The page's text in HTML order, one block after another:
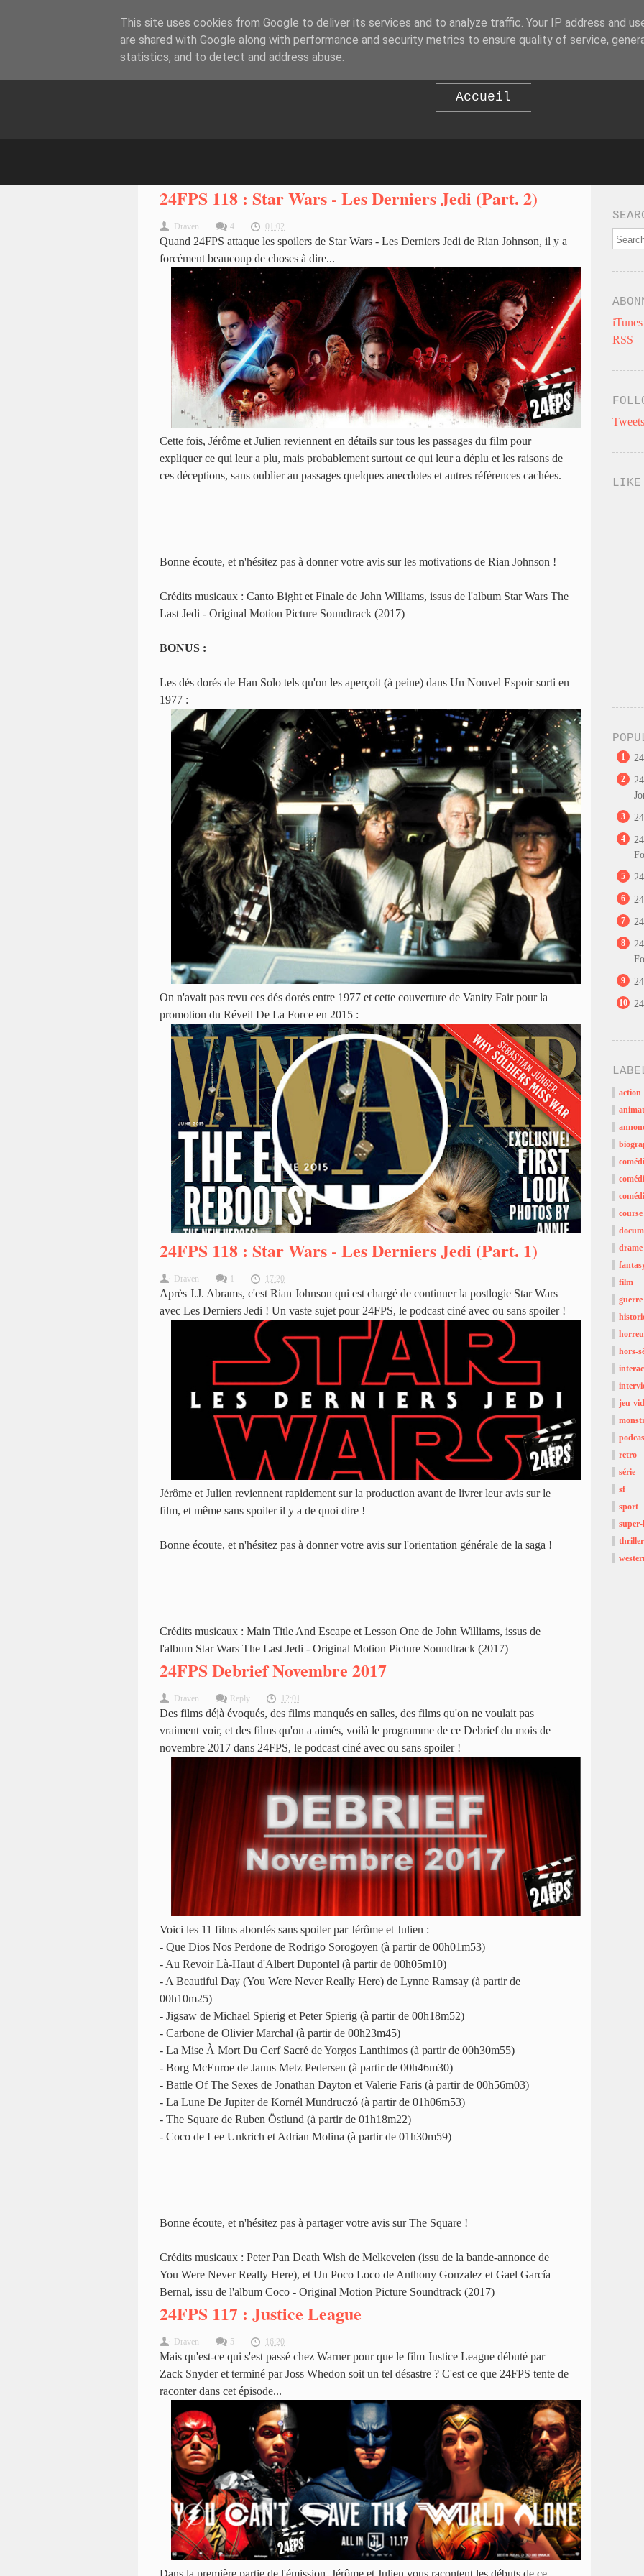
B EPOD
Accueil
24FPS 118 : Star Wars - Les Derniers Jedi (Part. 2)
Draven 4 01:02
Quand 24FPS attaque les spoilers de Star Wars - Les Derniers Jedi de Rian Johnson, il y a
forcément beaucoup de choses à dire...
Cette fois, Jérôme et Julien reviennent en détails sur tous les passages du film pour
expliquer ce qui leur a plu, mais probablement surtout ce qui leur a déplu et les raisons de
ces déceptions, sans oublier au passages quelques anecdotes et autres références cachées.
Bonne écoute, et n'hésitez pas à donner votre avis sur les motivations de Rian Johnson !
Crédits musicaux : Canto Bight et Finale de John Williams, issus de l'album Star Wars The
Last Jedi - Original Motion Picture Soundtrack (2017)
BONUS :
Les dés dorés de Han Solo tels qu'on les aperçoit (à peine) dans Un Nouvel Espoir sorti en
1977 :
On n'avait pas revu ces dés dorés entre 1977 et cette couverture de Vanity Fair pour la
promotion du Réveil De La Force en 2015 :
24FPS 118 : Star Wars - Les Derniers Jedi (Part. 1)
Draven 1 17:20
Après J.J. Abrams, c'est Rian Johnson qui est chargé de continuer la postlogie Star Wars
avec Les Derniers Jedi ! Un vaste sujet pour 24FPS, le podcast ciné avec ou sans spoiler !
Jérôme et Julien reviennent rapidement sur la production avant de livrer leur avis sur le
film, et même sans spoiler il y a de quoi dire !
Bonne écoute, et n'hésitez pas à donner votre avis sur l'orientation générale de la saga !
Crédits musicaux : Main Title And Escape et Lesson One de John Williams, issus de
l'album Star Wars The Last Jedi - Original Motion Picture Soundtrack (2017)
24FPS Debrief Novembre 2017
Draven Reply 12:01
Des films déjà évoqués, des films manqués en salles, des films qu'on ne voulait pas
vraiment voir, et des films qu'on a aimés, voilà le programme de ce Debrief du mois de
novembre 2017 dans 24FPS, le podcast ciné avec ou sans spoiler !
Voici les 11 films abordés sans spoiler par Jérôme et Julien :
- Que Dios Nos Perdone de Rodrigo Sorogoyen (à partir de 00h01m53)
- Au Revoir Là-Haut d'Albert Dupontel (à partir de 00h05m10)
- A Beautiful Day (You Were Never Really Here) de Lynne Ramsay (à partir de
00h10m25)
- Jigsaw de Michael Spierig et Peter Spierig (à partir de 00h18m52)
- Carbone de Olivier Marchal (à partir de 00h23m45)
- La Mise À Mort Du Cerf Sacré de Yorgos Lanthimos (à partir de 00h30m55)
- Borg McEnroe de Janus Metz Pedersen (à partir de 00h46m30)
- Battle Of The Sexes de Jonathan Dayton et Valerie Faris (à partir de 00h56m03)
- La Lune De Jupiter de Kornél Mundruczó (à partir de 01h06m53)
- The Square de Ruben Östlund (à partir de 01h18m22)
- Coco de Lee Unkrich et Adrian Molina (à partir de 01h30m59)
Bonne écoute, et n'hésitez pas à partager votre avis sur The Square !
Crédits musicaux : Peter Pan Death Wish de Melkeveien (issu de la bande-annonce de
You Were Never Really Here), et Un Poco Loco de Anthony Gonzalez et Gael García
Bernal, issu de l'album Coco - Original Motion Picture Soundtrack (2017)
24FPS 117 : Justice League
Draven 5 16:20
Mais qu'est-ce qui s'est passé chez Warner pour que le film Justice League débuté par
Zack Snyder et terminé par Joss Whedon soit un tel désastre ? C'est ce que 24FPS tente de
raconter dans cet épisode...
Dans la première partie de l'émission, Jérôme et Julien vous racontent les débuts de ce
iTunes
RSS
LIKE
1
2
3
4
5
6
7
8
9
10
action
course
drame
film
guerre
hors-
jeu-
retro
série
sf
sport
super-
thriller
This site uses cookies from Google to deliver its services and to analyze traffic. Your IP address and
are shared with Google along with performance and security metrics to ensure quality of service,
statistics, and to detect and address abuse.